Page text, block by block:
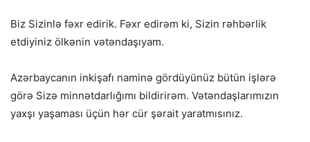
Biz Sizinlə fəxr edirik. Fəxr edirəm ki, Sizin rəhbərlik
etdiyiniz ölkənin vətəndaşıyam.
Azərbaycanın inkişafı naminə gördüyünüz bütün işlərə
görə Sizə minnətdarlığımı bildirirəm. Vətəndaşlarımızın
yaxşı yaşaması üçün hər cür şərait yaratmısınız.